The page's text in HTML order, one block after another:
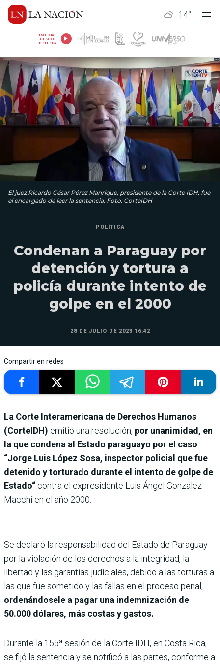
14°
ESCUCHÁ
TU RADIO
PREFERIDA
El juez Ricardo César Pérez Manrique, presidente de la Corte IDH, fue
el encargado de leer la sentencia. Foto: CorteIDH
POLÍTICA
Condenan a Paraguay por
detención y tortura a
policía durante intento de
golpe en el 2000
28 DE JULIO DE 2023 16:42
Compartir en redes
La Corte Interamericana de Derechos Humanos
(CorteIDH) emitió una resolución, por unanimidad, en
la que condena al Estado paraguayo por el caso
“Jorge Luis López Sosa, inspector policial que fue
detenido y torturado durante el intento de golpe de
Estado“ contra el expresidente Luis Ángel González
Macchi en el año 2000.
Se declaró la responsabilidad del Estado de Paraguay
por la violación de los derechos a la integridad, la
libertad y las garantías judiciales, debido a las torturas a
las que fue sometido y las fallas en el proceso penal;
ordenándosele a pagar una indemnización de
50.000 dólares, más costas y gastos.
Durante la 155ª sesión de la Corte IDH, en Costa Rica,
se fijó la sentencia y se notificó a las partes, conforme a